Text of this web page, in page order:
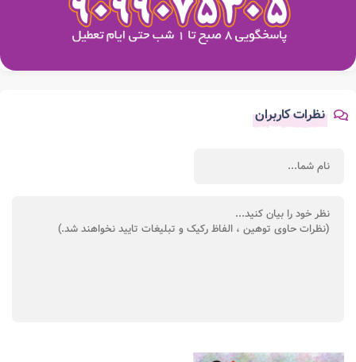
نظرات کاربران